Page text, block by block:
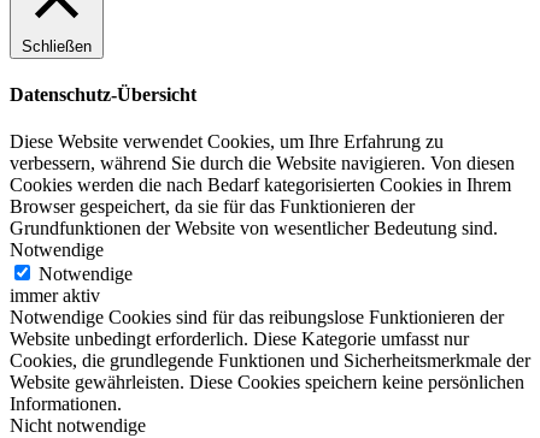
Schließen
Datenschutz-Übersicht
Diese Website verwendet Cookies, um Ihre Erfahrung zu
verbessern, während Sie durch die Website navigieren. Von diesen
Cookies werden die nach Bedarf kategorisierten Cookies in Ihrem
Browser gespeichert, da sie für das Funktionieren der
Grundfunktionen der Website von wesentlicher Bedeutung sind.
Notwendige
Notwendige
immer aktiv
Notwendige Cookies sind für das reibungslose Funktionieren der
Website unbedingt erforderlich. Diese Kategorie umfasst nur
Cookies, die grundlegende Funktionen und Sicherheitsmerkmale der
Website gewährleisten. Diese Cookies speichern keine persönlichen
Informationen.
Nicht notwendige